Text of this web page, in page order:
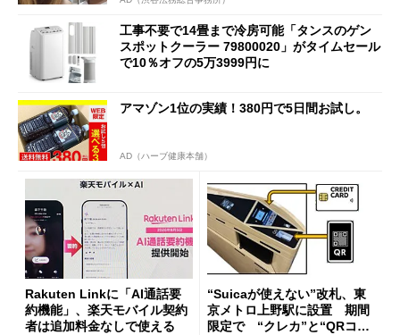
工事不要で14畳まで冷房可能「タンスのゲン
スポットクーラー 79800020」がタイムセール
で10％オフの5万3999円に
アマゾン1位の実績！380円で5日間お試し。
AD（ハーブ健康本舗）
Rakuten Linkに「AI通話要
約機能」、楽天モバイル契約
者は追加料金なしで使える
“Suicaが使えない”改札、東
京メトロ上野駅に設置 期間
限定で “クレカ”と“QRコー